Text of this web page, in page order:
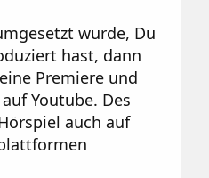
wurde, Du
hast, dann
Premiere und
Youtube. Des
auch auf